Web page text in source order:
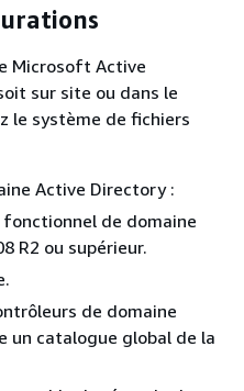
Microsoft Active
sur site ou dans le
le système de fichiers
Active Directory :
de domaine
R2 ou supérieur.
de domaine
un catalogue global de la